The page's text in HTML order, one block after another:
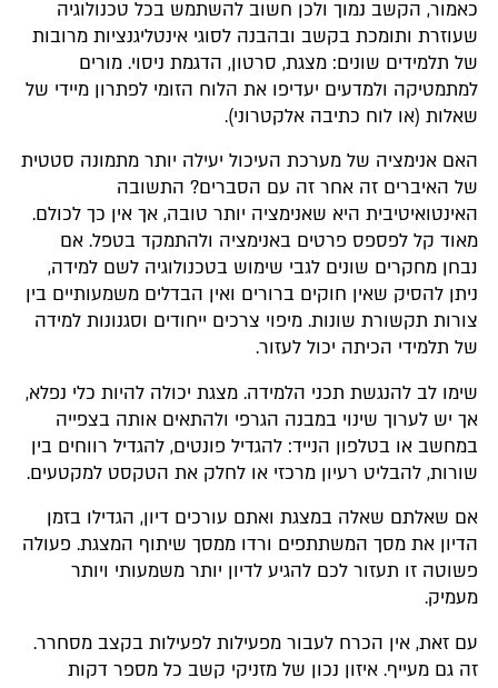
כאמור, הקשב נמוך ולכן חשוב להשתמש בכל טכנולוגיה
שעוזרת ותומכת בקשב ובהבנה לסוגי אינטליגנציות מרובות
של תלמידים שונים: מצגת, סרטון, הדגמת ניסוי. מורים
למתמטיקה ולמדעים יעדיפו את הלוח הזומי לפתרון מיידי של
שאלות (או לוח כתיבה אלקטרוני).
האם אנימציה של מערכת העיכול יעילה יותר מתמונה סטטית
של האיברים זה אחר זה עם הסברים? התשובה
האינטואיטיבית היא שאנימציה יותר טובה, אך אין כך לכולם.
מאוד קל לפספס פרטים באנימציה ולהתמקד בטפל. אם
נבחן מחקרים שונים לגבי שימוש בטכנולוגיה לשם למידה,
ניתן להסיק שאין חוקים ברורים ואין הבדלים משמעותיים בין
צורות תקשורת שונות. מיפוי צרכים ייחודים וסגנונות למידה
של תלמידי הכיתה יכול לעזור.
שימו לב להנגשת תכני הלמידה. מצגת יכולה להיות כלי נפלא,
אך יש לערוך שינוי במבנה הגרפי ולהתאים אותה בצפייה
במחשב או בטלפון הנייד: להגדיל פונטים, להגדיל רווחים בין
שורות, להבליט רעיון מרכזי או לחלק את הטקסט למקטעים.
אם שאלתם שאלה במצגת ואתם עורכים דיון, הגדילו בזמן
הדיון את מסך המשתתפים ורדו ממסך שיתוף המצגת. פעולה
פשוטה זו תעזור לכם להגיע לדיון יותר משמעותי ויותר
מעמיק.
עם זאת, אין הכרח לעבור מפעילות לפעילות בקצב מסחרר.
זה גם מעייף. איזון נכון של מזניקי קשב כל מספר דקות